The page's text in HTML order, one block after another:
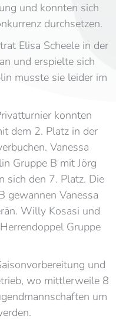
und konnten sich
durchsetzen.
Elisa Scheele in der
und erspielte sich
musste sie leider im
konnten
dem 2. Platz in der
Vanessa
Gruppe B mit Jörg
sich den 7. Platz. Die
gewannen Vanessa
Willy Kosasi und
Gruppe
und
wo mittlerweile 8
um